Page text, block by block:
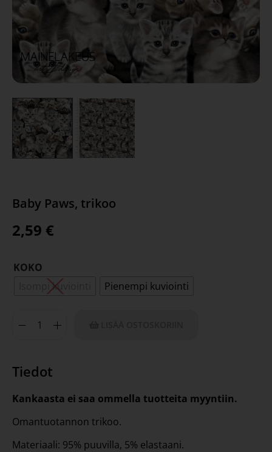
Baby Paws, trikoo
2,59 €
KOKO
Isompi kuviointi
Pienempi kuviointi
Tiedot
Kankaasta ei saa ommella tuotteita myyntiin.
Omantuotannon trikoo.
Materiaali: 95% puuvilla, 5% elastaani.